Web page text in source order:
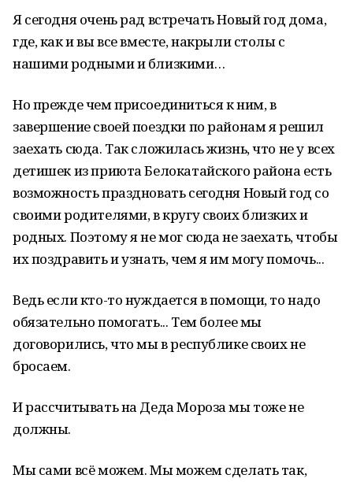
Я сегодня очень рад встречать Новый год дома,
где, как и вы все вместе, накрыли столы с
нашими родными и близкими…
Но прежде чем присоединиться к ним, в
завершение своей поездки по районам я решил
заехать сюда. Так сложилась жизнь, что не у всех
детишек из приюта Белокатайского района есть
возможность праздновать сегодня Новый год со
своими родителями, в кругу своих близких и
родных. Поэтому я не мог сюда не заехать, чтобы
их поздравить и узнать, чем я им могу помочь...
Ведь если кто-то нуждается в помощи, то надо
обязательно помогать... Тем более мы
договорились, что мы в республике своих не
бросаем.
И рассчитывать на Деда Мороза мы тоже не
должны.
Мы сами всё можем. Мы можем сделать так,